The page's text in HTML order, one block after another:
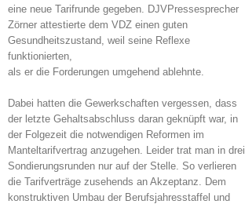
eine neue Tarifrunde gegeben. DJVPressesprecher
Zörner attestierte dem VDZ einen guten
Gesundheitszustand, weil seine Reflexe
funktionierten,
als er die Forderungen umgehend ablehnte.
Dabei hatten die Gewerkschaften vergessen, dass
der letzte Gehaltsabschluss daran geknüpft war, in
der Folgezeit die notwendigen Reformen im
Manteltarifvertrag anzugehen. Leider trat man in drei
Sondierungsrunden nur auf der Stelle. So verlieren
die Tarifverträge zusehends an Akzeptanz. Dem
konstruktiven Umbau der Berufsjahresstaffel und